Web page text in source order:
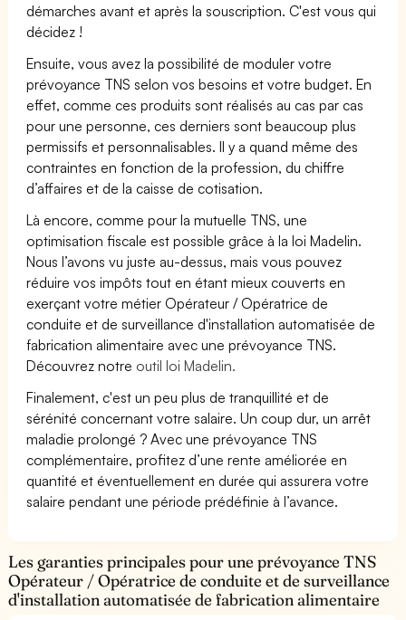
démarches avant et après la souscription. C'est vous qui
décidez !
Ensuite, vous avez la possibilité de moduler votre
prévoyance TNS selon vos besoins et votre budget. En
effet, comme ces produits sont réalisés au cas par cas
pour une personne, ces derniers sont beaucoup plus
permissifs et personnalisables. Il y a quand même des
contraintes en fonction de la profession, du chiffre
d’affaires et de la caisse de cotisation.
Là encore, comme pour la mutuelle TNS, une
optimisation fiscale est possible grâce à la loi Madelin.
Nous l’avons vu juste au-dessus, mais vous pouvez
réduire vos impôts tout en étant mieux couverts en
exerçant votre métier Opérateur / Opératrice de
conduite et de surveillance d'installation automatisée de
fabrication alimentaire avec une prévoyance TNS.
Découvrez notre outil loi Madelin.
Finalement, c'est un peu plus de tranquillité et de
sérénité concernant votre salaire. Un coup dur, un arrêt
maladie prolongé ? Avec une prévoyance TNS
complémentaire, profitez d’une rente améliorée en
quantité et éventuellement en durée qui assurera votre
salaire pendant une période prédéfinie à l’avance.
Les garanties principales pour une prévoyance TNS
Opérateur / Opératrice de conduite et de surveillance
d'installation automatisée de fabrication alimentaire